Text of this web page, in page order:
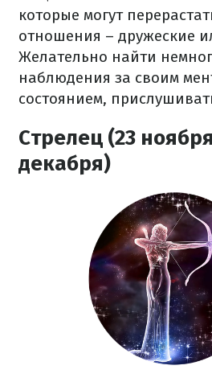
которые могут
отношения – дружеские
Желательно найти
наблюдения за своим
состоянием,
Стрелец (23
декабря)